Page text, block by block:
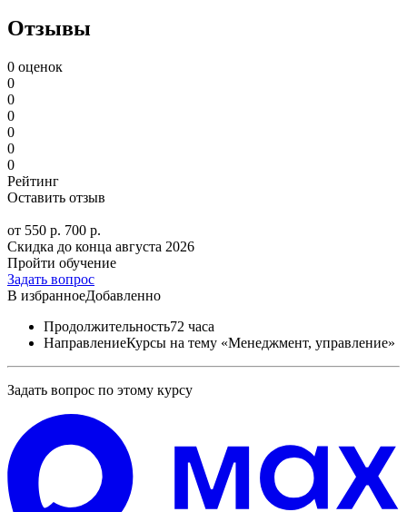
Отзывы
0 оценок
0
0
0
0
0
0
Рейтинг
Оставить отзыв
от 550 р. 700 р.
Скидка до конца августа 2026
Пройти обучение
Задать вопрос
В избранноеДобавленно
Продолжительность72 часа
НаправлениеКурсы на тему «Менеджмент, управление»
Задать вопрос по этому курсу